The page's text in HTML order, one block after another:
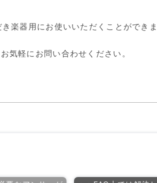
楽器用にお使いいただくことができま
気軽にお問い合わせください。